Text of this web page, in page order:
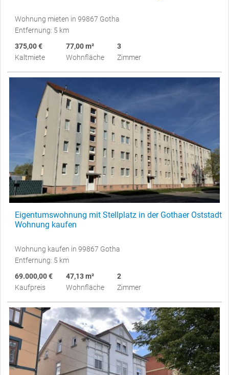
Wohnung mieten in 99867 Gotha
Entfernung: 5 km
375,00 €
Kaltmiete
77,00 m²
Wohnfläche
3
Zimmer
Eigentumswohnung mit Stellplatz in der Gothaer Oststadt
Wohnung kaufen
Wohnung kaufen in 99867 Gotha
Entfernung: 5 km
69.000,00 €
Kaufpreis
47,13 m²
Wohnfläche
2
Zimmer